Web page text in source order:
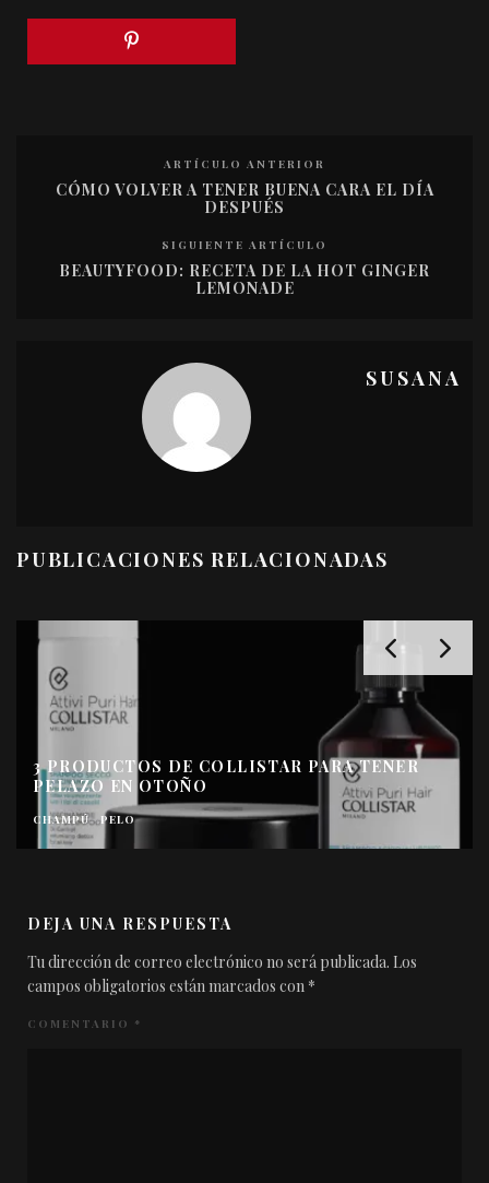
ARTÍCULO ANTERIOR
CÓMO VOLVER A TENER BUENA CARA EL DÍA
DESPUÉS
SIGUIENTE ARTÍCULO
BEAUTYFOOD: RECETA DE LA HOT GINGER
LEMONADE
SUSANA
PUBLICACIONES RELACIONADAS
3 PRODUCTOS DE COLLISTAR PARA TENER
PELAZO EN OTOÑO
CHAMPÚ PELO
DEJA UNA RESPUESTA
Tu dirección de correo electrónico no será publicada. Los
campos obligatorios están marcados con *
COMENTARIO *